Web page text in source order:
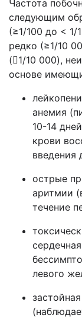
Частота
следующим
(≥1/100 до < 1/
редко (≥1/10
(1/10 000),
основе
анемия
10-14
крови
введения
острые
аритмии
течение
левого